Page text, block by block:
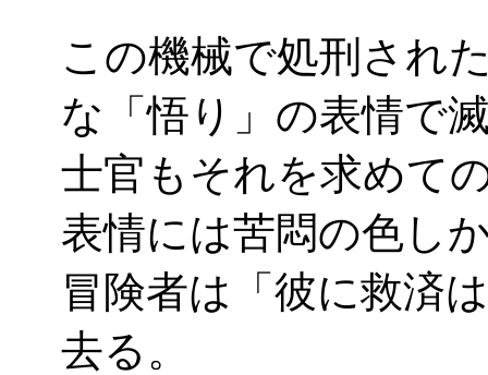
この機械で処刑され
な「悟り」の表情で
士官もそれを求めて
表情には苦悶の色し
冒険者は「彼に救済
去る。